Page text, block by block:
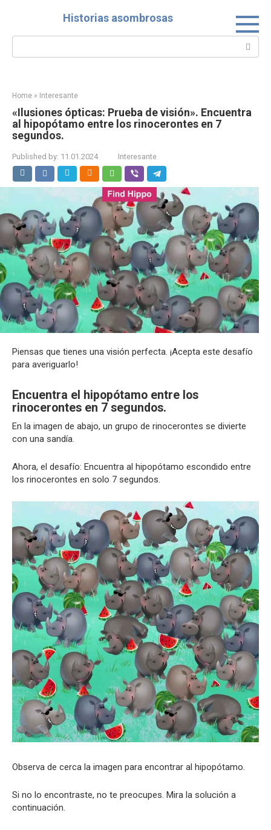
Historias asombrosas
Search:
Home » Interesante
«Ilusiones ópticas: Prueba de visión». Encuentra
al hipopótamo entre los rinocerontes en 7
segundos.
Published by: 11.01.2024 Interesante
Piensas que tienes una visión perfecta. ¡Acepta este desafío
para averiguarlo!
Encuentra el hipopótamo entre los
rinocerontes en 7 segundos.
En la imagen de abajo, un grupo de rinocerontes se divierte
con una sandía.
Ahora, el desafío: Encuentra al hipopótamo escondido entre
los rinocerontes en solo 7 segundos.
Observa de cerca la imagen para encontrar al hipopótamo.
Si no lo encontraste, no te preocupes. Mira la solución a
continuación.